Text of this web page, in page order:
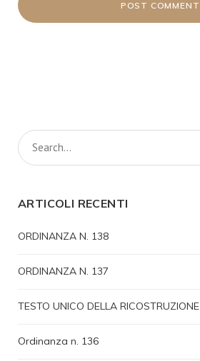
ARTICOLI RECENTI
ORDINANZA N. 138
ORDINANZA N. 137
TESTO UNICO DELLA RICOSTRUZIONE
Ordinanza n. 136